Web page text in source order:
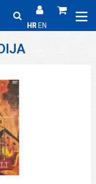
HR EN